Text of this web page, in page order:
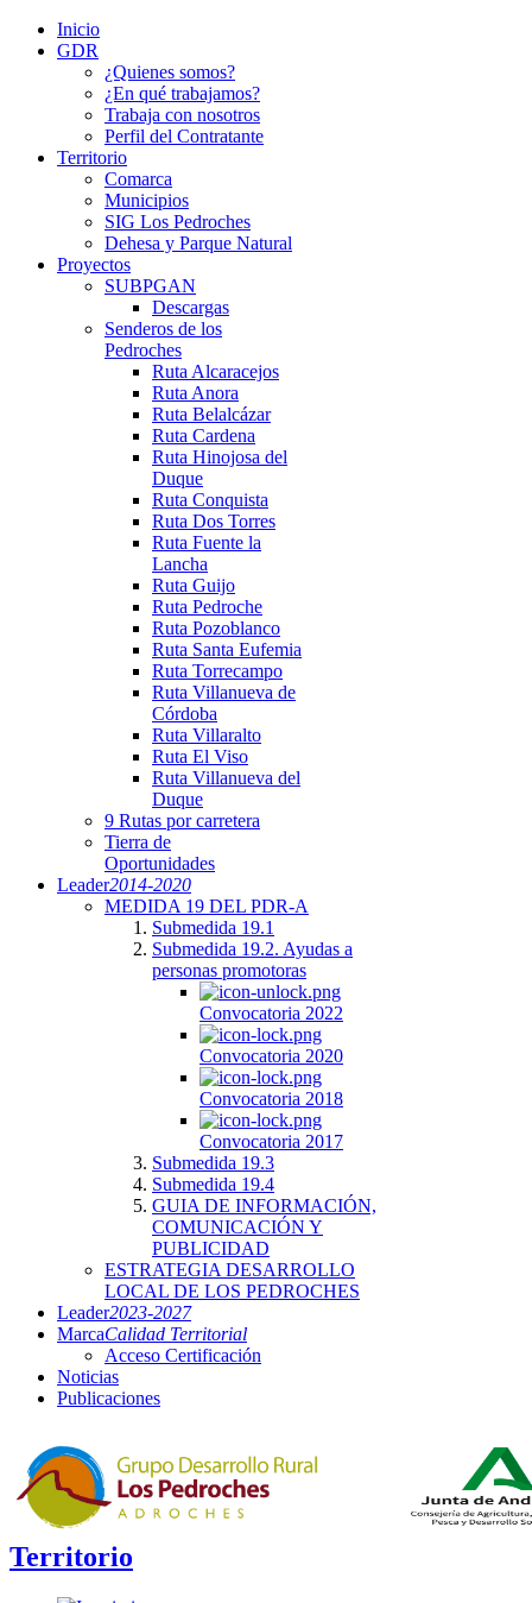
Inicio
GDR
¿Quienes somos?
¿En qué trabajamos?
Trabaja con nosotros
Perfil del Contratante
Territorio
Comarca
Municipios
SIG Los Pedroches
Dehesa y Parque Natural
Proyectos
SUBPGAN
Descargas
Senderos de los
Pedroches
Ruta Alcaracejos
Ruta Anora
Ruta Belalcázar
Ruta Cardena
Ruta Hinojosa del
Duque
Ruta Conquista
Ruta Dos Torres
Ruta Fuente la
Lancha
Ruta Guijo
Ruta Pedroche
Ruta Pozoblanco
Ruta Santa Eufemia
Ruta Torrecampo
Ruta Villanueva de
Córdoba
Ruta Villaralto
Ruta El Viso
Ruta Villanueva del
Duque
9 Rutas por carretera
Tierra de
Oportunidades
Leader2014-2020
MEDIDA 19 DEL PDR-A
Submedida 19.1
Submedida 19.2. Ayudas a
personas promotoras
Convocatoria 2022
Convocatoria 2020
Convocatoria 2018
Convocatoria 2017
Submedida 19.3
Submedida 19.4
GUIA DE INFORMACIÓN,
COMUNICACIÓN Y
PUBLICIDAD
ESTRATEGIA DESARROLLO
LOCAL DE LOS PEDROCHES
Leader2023-2027
MarcaCalidad Territorial
Acceso Certificación
Noticias
Publicaciones
Territorio